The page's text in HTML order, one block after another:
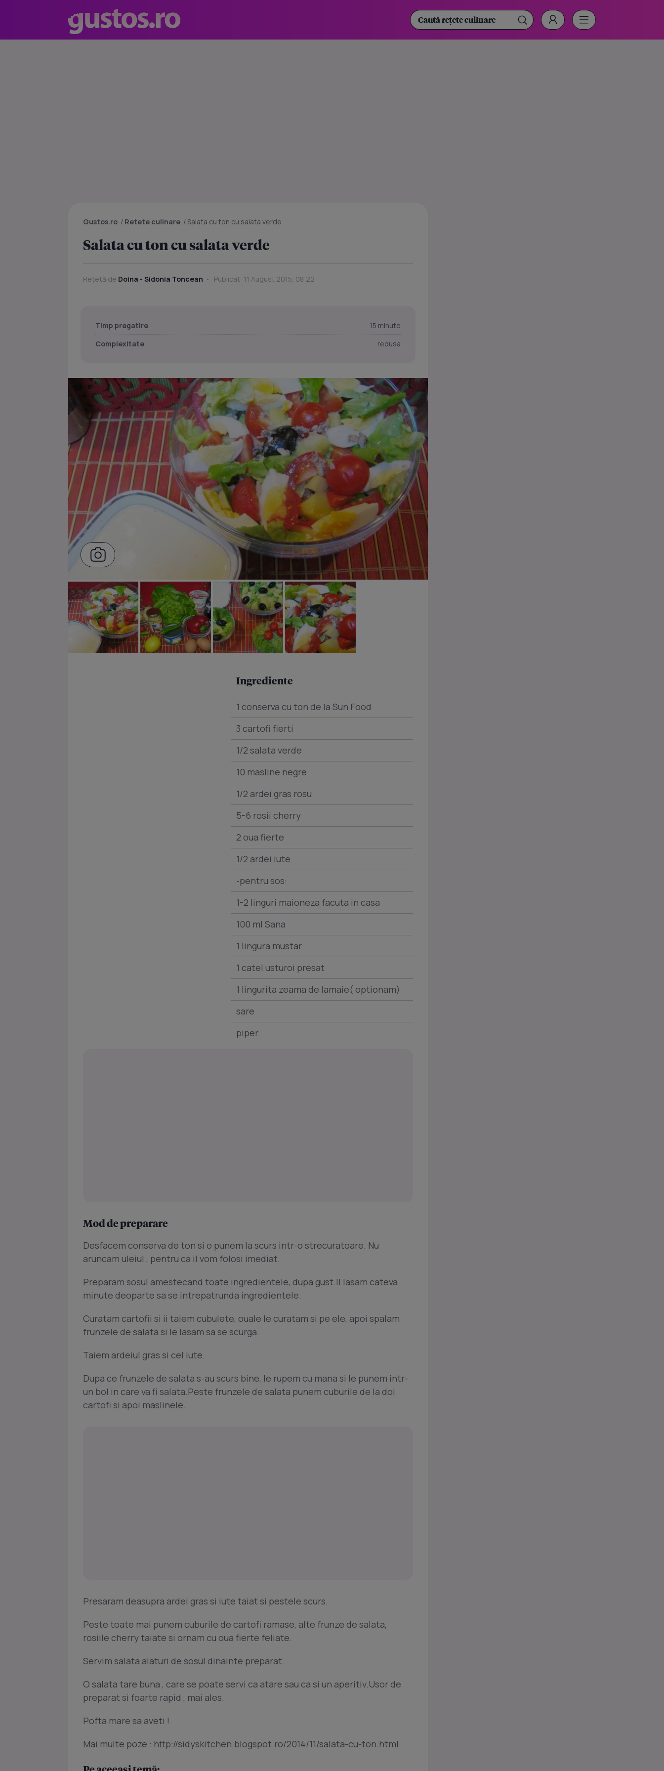
Gustos.ro / Retete culinare /Salata cu ton cu salata verde
Salata cu ton cu salata verde
Rețetă de Doina - Sidonia Toncean Publicat: 11 August 2015, 08:22
Timp pregatire
15 minute
Complexitate
redusa
Ingrediente
1 conserva cu ton de la Sun Food
3 cartofi fierti
1/2 salata verde
10 masline negre
1/2 ardei gras rosu
5-6 rosii cherry
2 oua fierte
1/2 ardei iute
-pentru sos:
1-2 linguri maioneza facuta in casa
100 ml Sana
1 lingura mustar
1 catel usturoi presat
1 lingurita zeama de lamaie( optionam)
sare
piper
Mod de preparare
Desfacem conserva de ton si o punem la scurs intr-o strecuratoare. Nu
aruncam uleiul , pentru ca il vom folosi imediat.
Preparam sosul amestecand toate ingredientele, dupa gust.Il lasam cateva
minute deoparte sa se intrepatrunda ingredientele.
Curatam cartofii si ii taiem cubulete, ouale le curatam si pe ele, apoi spalam
frunzele de salata si le lasam sa se scurga.
Taiem ardeiul gras si cel iute.
Dupa ce frunzele de salata s-au scurs bine, le rupem cu mana si le punem intr-
un bol in care va fi salata.Peste frunzele de salata punem cuburile de la doi
cartofi si apoi maslinele.
Presaram deasupra ardei gras si iute taiat si pestele scurs.
Peste toate mai punem cuburile de cartofi ramase, alte frunze de salata,
rosiile cherry taiate si ornam cu oua fierte feliate.
Servim salata alaturi de sosul dinainte preparat.
O salata tare buna , care se poate servi ca atare sau ca si un aperitiv.Usor de
preparat si foarte rapid , mai ales.
Pofta mare sa aveti !
Mai multe poze : http://sidyskitchen.blogspot.ro/2014/11/salata-cu-ton.html